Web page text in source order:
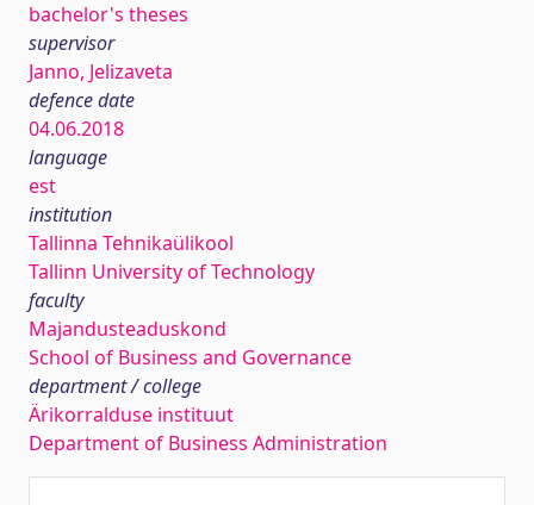
bachelor's theses
supervisor
Janno, Jelizaveta
defence date
04.06.2018
language
est
institution
Tallinna Tehnikaülikool
Tallinn University of Technology
faculty
Majandusteaduskond
School of Business and Governance
department / college
Ärikorralduse instituut
Department of Business Administration